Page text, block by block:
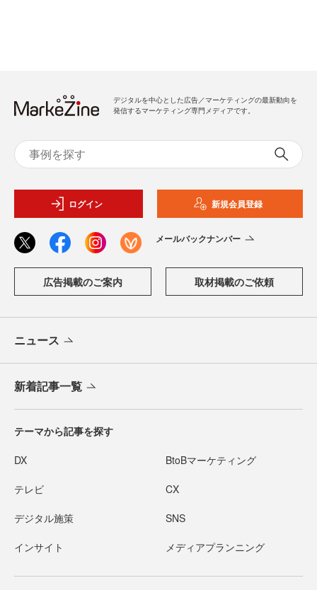
デジタルを中心とした広告／マーケティングの最新動向を
発信するマーケティング専門メディアです。
ログイン 新規会員登録
メールバックナンバー
広告掲載のご案内 取材掲載のご依頼
ニュース
新着記事一覧
テーマから記事を探す
DX BtoBマーケティング
テレビ CX
デジタル施策 SNS
インサイト メディアプランニング